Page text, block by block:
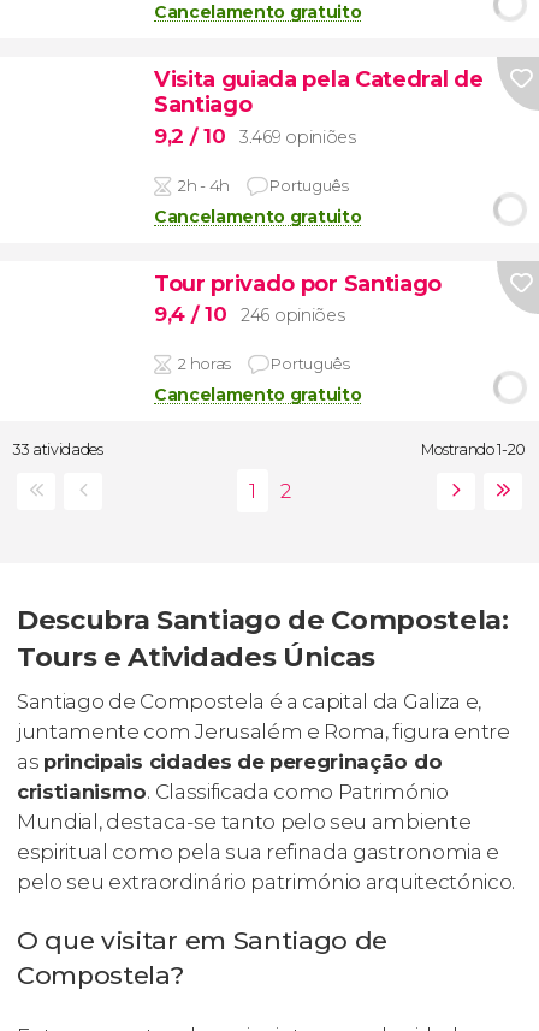
Cancelamento gratuito
Visita guiada pela Catedral de
Santiago
9,2 / 10 3.469 opiniões
2h - 4h Português
Cancelamento gratuito
Tour privado por Santiago
9,4 / 10 246 opiniões
2 horas Português
Cancelamento gratuito
33 atividades Mostrando 1-20
Descubra Santiago de Compostela:
Tours e Atividades Únicas
Santiago de Compostela é a capital da Galiza e,
juntamente com Jerusalém e Roma, figura entre
as principais cidades de peregrinação do
cristianismo. Classificada como Património
Mundial, destaca-se tanto pelo seu ambiente
espiritual como pela sua refinada gastronomia e
pelo seu extraordinário património arquitectónico.
O que visitar em Santiago de
Compostela?